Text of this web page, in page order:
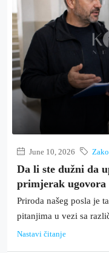
June 10, 2026
Da li ste dužni da
primjerak ugovora
Priroda našeg posla je
pitanjima u vezi sa
Nastavi čitanje